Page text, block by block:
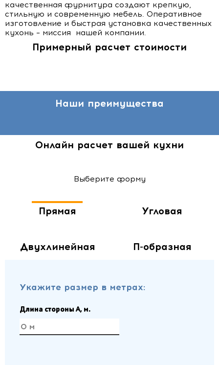
качественная фурнитура создают крепкую,
стильную и современную мебель. Оперативное
изготовление и быстрая установка качественных
кухонь – миссия нашей компании.
Примерный расчет стоимости
Наши преимущества
Онлайн расчет вашей кухни
Выберите форму
Прямая Угловая
Двухлинейная П-образная
Укажите размер в метрах:
Длина стороны A, м.